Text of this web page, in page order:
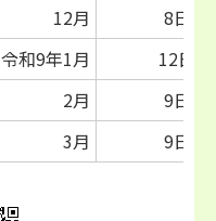
12月
8日
令和9年1月
12日
2月
9日
3月
9日